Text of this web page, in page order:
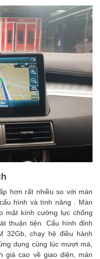
hơn rất nhiều so với màn
hình và tính năng . Màn
mặt kính cường lực chống
thuận tiện. Cấu hình đỉnh
32Gb, chạy hệ điều hành
dụng cùng lúc mượt mà,
giá cao về giao diện, màn